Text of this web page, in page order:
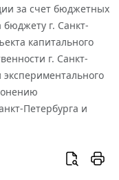
за счет бюджетных
г. Санкт-
капитального
г. Санкт-
Петербурга и